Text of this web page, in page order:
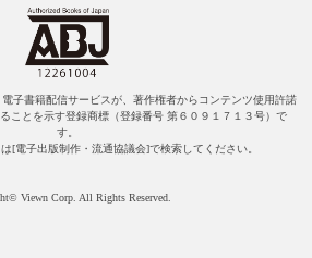
子書籍配信サービスが、著作権者からコンテンツ使用許諾
ことを示す登録商標（登録番号 第６０９１７１３号）で
す。
[電子出版制作・流通協議会]で検索してください。
Viewn Corp. All Rights Reserved.